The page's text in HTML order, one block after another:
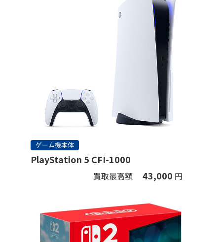
ゲーム機本体
PlayStation 5 CFI-1000
買取最高額 43,000 円